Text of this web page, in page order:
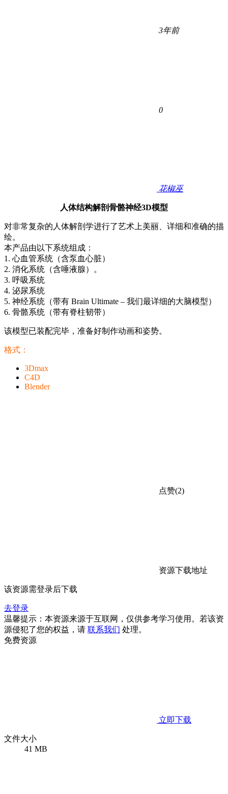
3年前
0
花椒巫
人体结构解剖骨骼神经3D模型
对非常复杂的人体解剖学进行了艺术上美丽、详细和准确的描
绘。
本产品由以下系统组成：
1. 心血管系统（含泵血心脏）
2. 消化系统（含唾液腺）。
3. 呼吸系统
4. 泌尿系统
5. 神经系统（带有 Brain Ultimate – 我们最详细的大脑模型）
6. 骨骼系统（带有脊柱韧带）
该模型已装配完毕，准备好制作动画和姿势。
格式：
3Dmax
C4D
Blender
点赞(2)
资源下载地址
该资源需登录后下载
去登录
温馨提示：本资源来源于互联网，仅供参考学习使用。若该资
源侵犯了您的权益，请 联系我们 处理。
免费资源
立即下载
文件大小
41 MB